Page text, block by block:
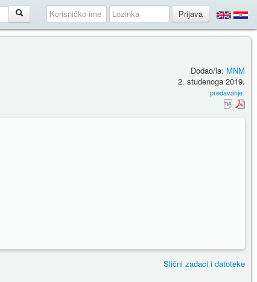
Dodao/la: MNM
2. studenoga 2019.
predavanje
Slični zadaci i datoteke